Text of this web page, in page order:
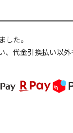
した。
、代金引換払い以